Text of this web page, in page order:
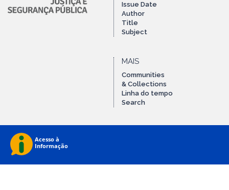
Issue Date
Author
Title
Subject
MAIS
Communities
& Collections
Linha do tempo
Search